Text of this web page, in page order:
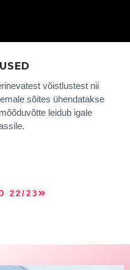
võistlustest nii
sõites ühendatakse
leidub igale
22/23